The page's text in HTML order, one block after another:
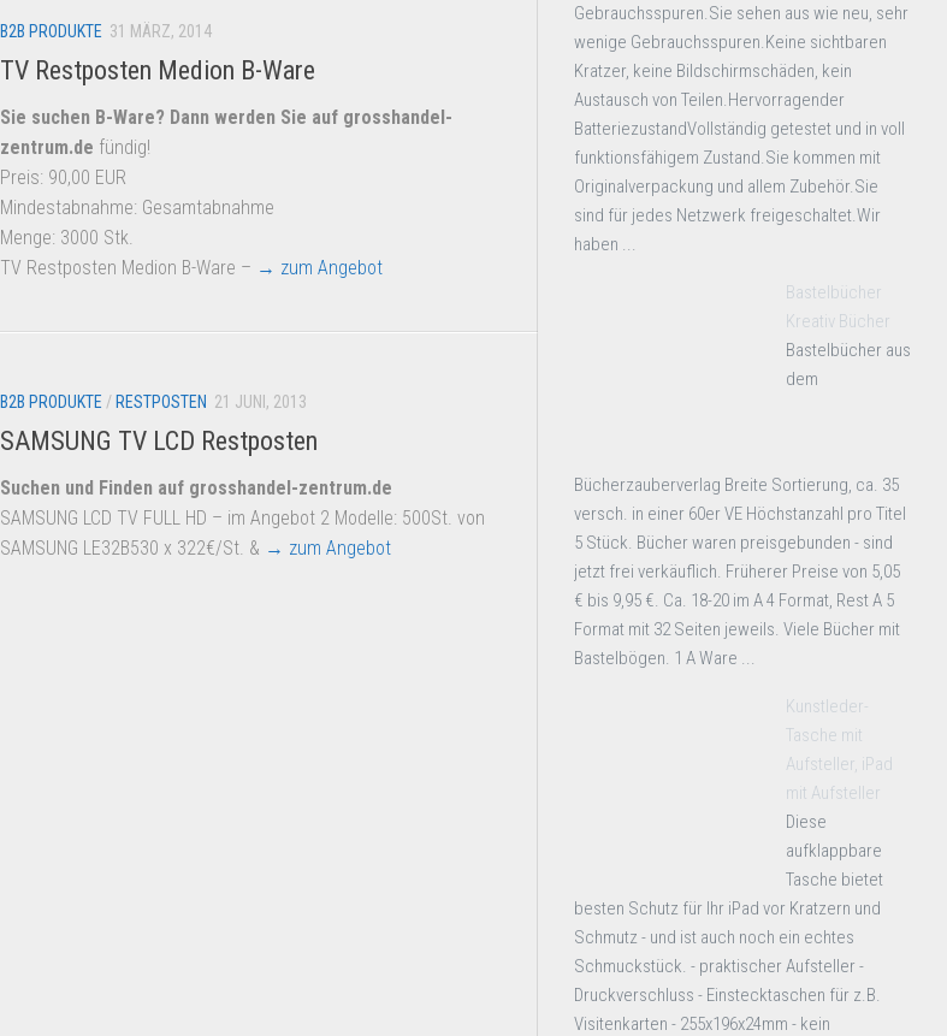
B2B PRODUKTE 31 MÄRZ, 2014
TV Restposten Medion B-Ware
Sie suchen B-Ware? Dann werden Sie auf grosshandel-
zentrum.de fündig!
Preis: 90,00 EUR
Mindestabnahme: Gesamtabnahme
Menge: 3000 Stk.
TV Restposten Medion B-Ware – → zum Angebot
B2B PRODUKTE / RESTPOSTEN 21 JUNI, 2013
SAMSUNG TV LCD Restposten
Suchen und Finden auf grosshandel-zentrum.de
SAMSUNG LCD TV FULL HD – im Angebot 2 Modelle: 500St. von
SAMSUNG LE32B530 x 322€/St. & → zum Angebot
Gebrauchsspuren.Sie sehen aus wie neu, sehr
wenige Gebrauchsspuren.Keine sichtbaren
Kratzer, keine Bildschirmschäden, kein
Austausch von Teilen.Hervorragender
BatteriezustandVollständig getestet und in voll
funktionsfähigem Zustand.Sie kommen mit
Originalverpackung und allem Zubehör.Sie
sind für jedes Netzwerk freigeschaltet.Wir
haben ...
Bastelbücher
Kreativ Bücher
Bastelbücher aus
dem
Bücherzauberverlag Breite Sortierung, ca. 35
versch. in einer 60er VE Höchstanzahl pro Titel
5 Stück. Bücher waren preisgebunden - sind
jetzt frei verkäuflich. Früherer Preise von 5,05
€ bis 9,95 €. Ca. 18-20 im A 4 Format, Rest A 5
Format mit 32 Seiten jeweils. Viele Bücher mit
Bastelbögen. 1 A Ware ...
Kunstleder-
Tasche mit
Aufsteller, iPad
mit Aufsteller
Diese
aufklappbare
Tasche bietet
besten Schutz für Ihr iPad vor Kratzern und
Schmutz - und ist auch noch ein echtes
Schmuckstück. - praktischer Aufsteller -
Druckverschluss - Einstecktaschen für z.B.
Visitenkarten - 255x196x24mm - kein